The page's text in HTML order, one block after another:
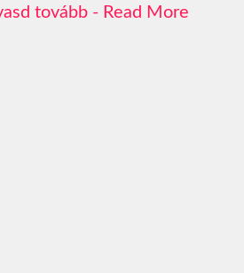
Read More